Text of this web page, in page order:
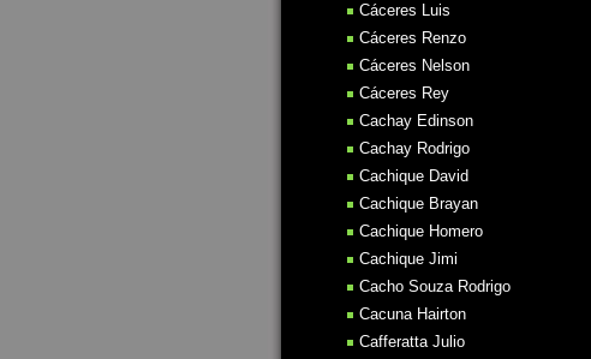
Cáceres Luis
Cáceres Renzo
Cáceres Nelson
Cáceres Rey
Cachay Edinson
Cachay Rodrigo
Cachique David
Cachique Brayan
Cachique Homero
Cachique Jimi
Cacho Souza Rodrigo
Cacuna Hairton
Cafferatta Julio